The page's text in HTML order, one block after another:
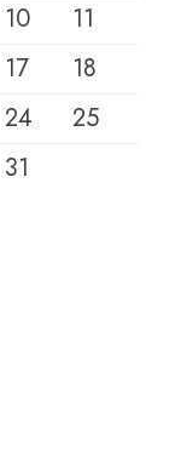
10
11
17
18
24
25
31